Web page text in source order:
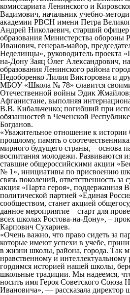
комиссариата Ленинского и
Вадимович, начальник учебно-
академии РВСН имени Петра
Андрей Николаевич, старший офицер
образования Министерства
Иванович, генерал-майор,
Неделинцы», руководитель проекта
на-Дону Заяц Олег Александрович,
образования Ленинского района
Недоборенко Лилия Викторовна и
МБОУ «Школа № 78» славится
Отечественной войны Эдик
Афганистане, выполняя
В.В. Кибальченко; погибший при
обязанностей в Чеченской
Богданов.
«Уважительное отношение к истории
прошлому, память о
мирного будущего страны, – основа
воспитания молодежи. Развиваются
ставшие общероссийскими акции
№ 1», инициативы по присвоению
связь поколений, ответственность за
акция «Парта героя», поддержанная
политической партией «Единая
сообществом, станет акцией
данное мероприятие – старт для
всех школах Ростова-на-Дону», –
Карпович Сухариев.
«Очень важно, что право сидеть за
которые имеют успехи в учебе,
в жизни школы, района, города. Так
нравственному и
гордимся историей нашей школы,
школьные традиции. Мы надеемся,
носить имя Героя Советского Союза
Ивановича», — рассказала